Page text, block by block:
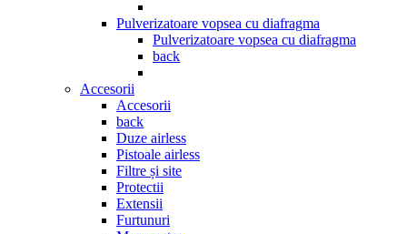
Pulverizatoare vopsea cu diafragma
Pulverizatoare vopsea cu diafragma
back
Accesorii
Accesorii
back
Duze airless
Pistoale airless
Filtre și site
Protectii
Extensii
Furtunuri